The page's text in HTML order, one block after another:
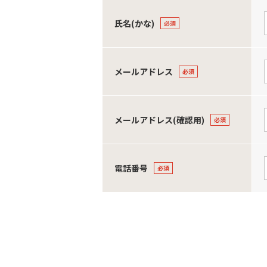
氏名(かな)
メールアドレス
メールアドレス(確認用)
電話番号